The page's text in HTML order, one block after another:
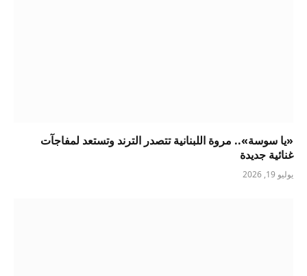
«يا سوسة».. مروة اللبنانية تتصدر الترند وتستعد لمفاجآت
غنائية جديدة
يوليو 19, 2026